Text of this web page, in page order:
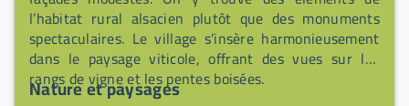
l’habitat rural alsacien plutôt que des monuments
spectaculaires. Le village s’insère harmonieusement
dans le paysage viticole, offrant des vues sur les
rangs de vigne et les pentes boisées.
Nature et paysages